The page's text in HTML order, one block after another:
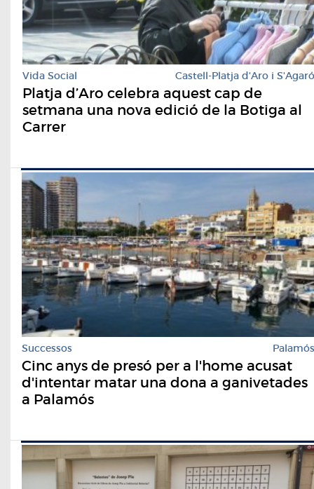
Vida Social Castell-Platja d'Aro i S'Agaró
Platja d’Aro celebra aquest cap de
setmana una nova edició de la Botiga al
Carrer
Successos Palamós
Cinc anys de presó per a l'home acusat
d'intentar matar una dona a ganivetades
a Palamós